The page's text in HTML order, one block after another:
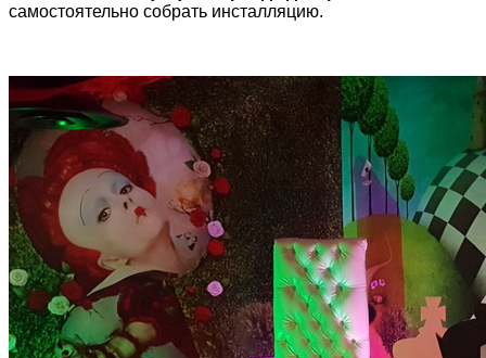
самостоятельно собрать инсталляцию.